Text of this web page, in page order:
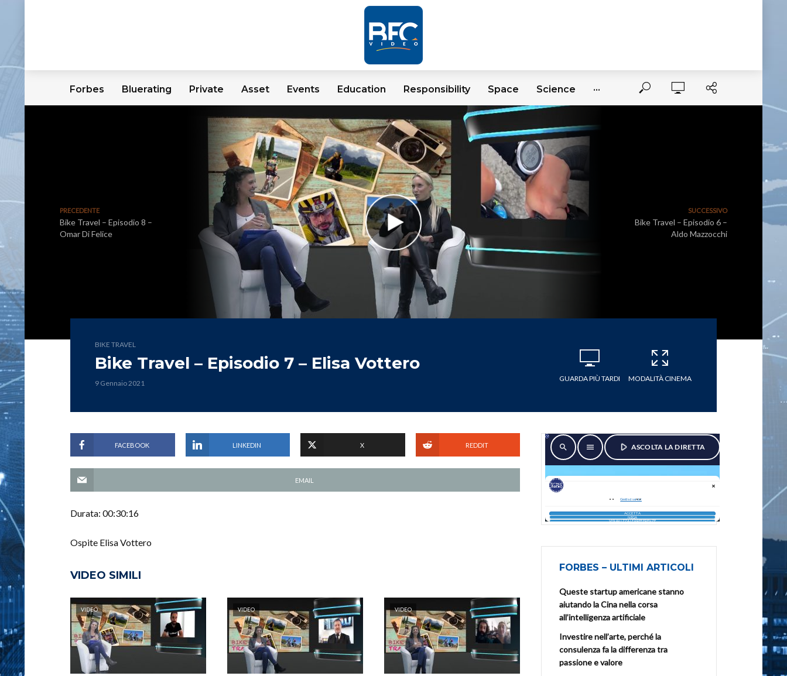
Forbes Bluerating Private Asset Events Education Responsibility Space Science ···
PRECEDENTE
Bike Travel – Episodio 8 –
Omar Di Felice
SUCCESSIVO
Bike Travel – Episodio 6 –
Aldo Mazzocchi
BIKE TRAVEL
Bike Travel – Episodio 7 – Elisa Vottero
9 Gennaio 2021
GUARDA PIÙ TARDI MODALITÀ CINEMA
FACEBOOK LINKEDIN X REDDIT
EMAIL
Durata: 00:30:16
Ospite Elisa Vottero
VIDEO SIMILI
VIDEO VIDEO VIDEO
FORBES – ULTIMI ARTICOLI
Queste startup americane stanno
aiutando la Cina nella corsa
all’intelligenza artificiale
Investire nell’arte, perché la
consulenza fa la differenza tra
passione e valore